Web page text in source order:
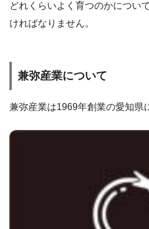
どれくらいよく育つのかについ
ければなりません。
兼弥産業について
兼弥産業は1969年創業の愛知県